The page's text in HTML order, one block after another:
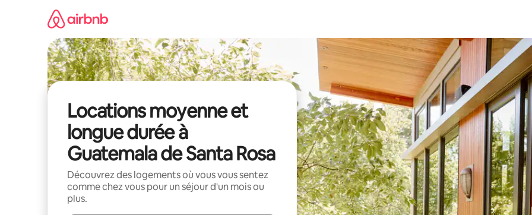
Locations moyenne et
longue durée à
Guatemala de Santa Rosa
Découvrez des logements où vous vous sentez
comme chez vous pour un séjour d'un mois ou
plus.